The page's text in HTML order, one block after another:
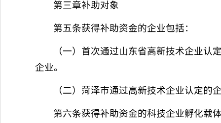
第三章补助对象
第五条获得补助资金的企业包括：
（一）首次通过山东省高新技术企业
企业。
（二）菏泽市通过高新技术企业认定的
第六条获得补助资金的科技企业孵化载